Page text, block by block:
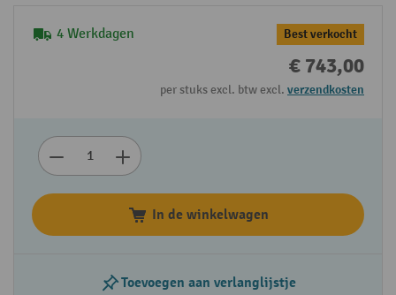
4 Werkdagen Best verkocht
€ 743,00
per stuks excl. btw excl. verzendkosten
In de winkelwagen
Toevoegen aan verlanglijstje